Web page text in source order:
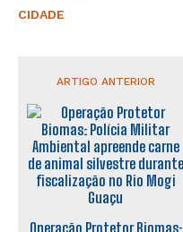
CIDADE
ARTIGO ANTERIOR
Operação Protetor Biomas: